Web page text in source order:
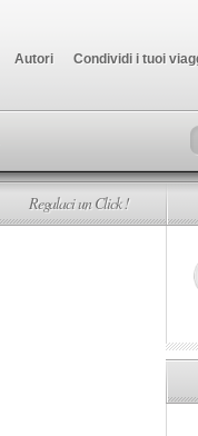
Autori Condividi i tuoi
Regalaci un Click !